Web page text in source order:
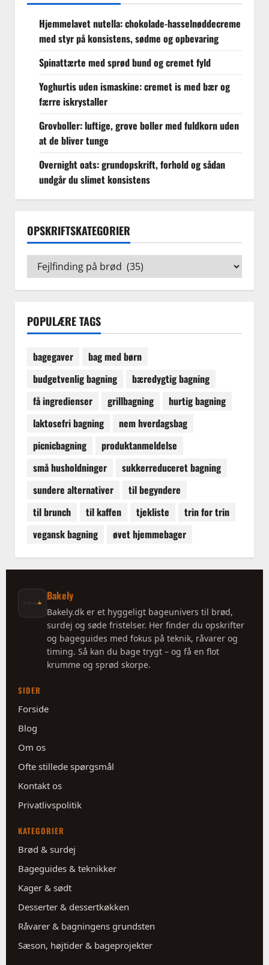
Hjemmelavet nutella: chokolade-hasselnøddecreme
med styr på konsistens, sødme og opbevaring
Spinattærte med sprød bund og cremet fyld
Yoghurtis uden ismaskine: cremet is med bær og
færre iskrystaller
Grovboller: luftige, grove boller med fuldkorn uden
at de bliver tunge
Overnight oats: grundopskrift, forhold og sådan
undgår du slimet konsistens
OPSKRIFTSKATEGORIER
Opskriftskategorier
POPULÆRE TAGS
bagegaver
bag med børn
budgetvenlig bagning
bæredygtig bagning
få ingredienser
grillbagning
hurtig bagning
laktosefri bagning
nem hverdagsbag
picnicbagning
produktanmeldelse
små husholdninger
sukkerreduceret bagning
sundere alternativer
til begyndere
til brunch
til kaffen tjekliste
trin for trin
vegansk bagning
øvet hjemmebager
Bakely
Bakely.dk er et hyggeligt bageunivers til brød,
surdej og søde fristelser. Her finder du opskrifter
og bageguides med fokus på teknik, råvarer og
timing. Så kan du bage trygt – og få en flot
krumme og sprød skorpe.
SIDER
Forside
Blog
Om os
Ofte stillede spørgsmål
Kontakt os
Privatlivspolitik
KATEGORIER
Brød & surdej
Bageguides & teknikker
Kager & sødt
Desserter & dessertkøkken
Råvarer & bagningens grundsten
Sæson, højtider & bageprojekter